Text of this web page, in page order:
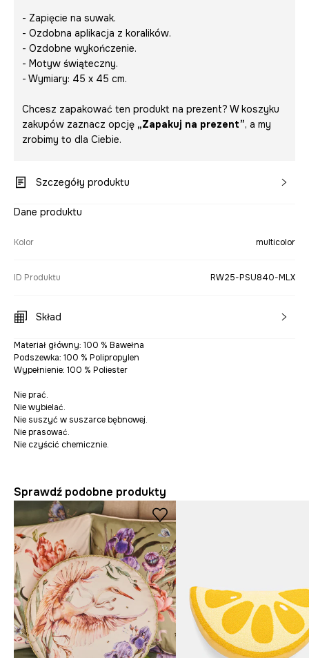
- Zapięcie na suwak.
- Ozdobna aplikacja z koralików.
- Ozdobne wykończenie.
- Motyw świąteczny.
- Wymiary: 45 x 45 cm.
Chcesz zapakować ten produkt na prezent? W koszyku
zakupów zaznacz opcję „Zapakuj na prezent”, a my
zrobimy to dla Ciebie.
Szczegóły produktu
Dane produktu
Kolor multicolor
ID Produktu RW25-PSU840-MLX
Skład
Materiał główny: 100 % Bawełna
Podszewka: 100 % Polipropylen
Wypełnienie: 100 % Poliester
Nie prać.
Nie wybielać.
Nie suszyć w suszarce bębnowej.
Nie prasować.
Nie czyścić chemicznie.
Sprawdź podobne produkty